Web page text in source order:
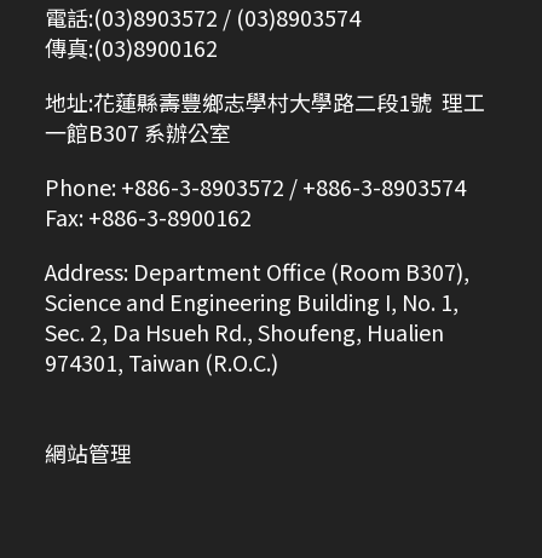
電話:(03)8903572 / (03)8903574
傳真:(03)8900162
地址:花蓮縣壽豐鄉志學村大學路二段1號 理工
一館B307 系辦公室
Phone: +886-3-8903572 / +886-3-8903574
Fax: +886-3-8900162
Address: Department Office (Room B307),
Science and Engineering Building I, No. 1,
Sec. 2, Da Hsueh Rd., Shoufeng, Hualien
974301, Taiwan (R.O.C.)
網站管理